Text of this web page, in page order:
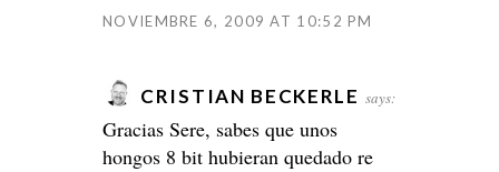
NOVIEMBRE 6, 2009 AT 10:52 PM
CRISTIAN BECKERLE says:
Gracias Sere, sabes que unos
hongos 8 bit hubieran quedado re